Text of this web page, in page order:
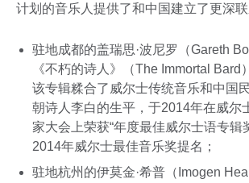
计划的音乐人提供了和中国建立了更深联
驻地成都的盖瑞思·波尼罗（Gareth
《不朽的诗人》（The Immortal Bard
该专辑糅合了威尔士传统音乐和中国
朝诗人李白的生平，于2014年在威尔
家大会上荣获“年度最佳威尔士语专辑
2014年威尔士最佳音乐奖提名；
驻地杭州的伊莫金·希普（Imogen